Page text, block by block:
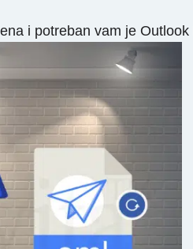
i potreban vam je Outlook